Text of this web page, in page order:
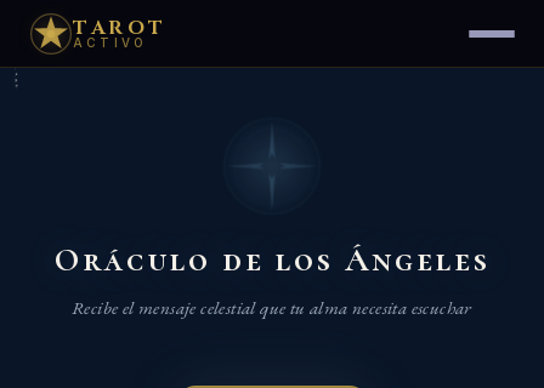
TAROT
ACTIVO
Oráculo de los Ángeles
Recibe el mensaje celestial que tu alma necesita escuchar